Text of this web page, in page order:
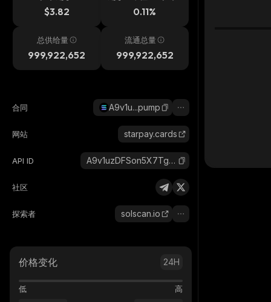
$3.82 0.11%
总供给量
999,922,652
流通总量
999,922,652
合同 A9v1u...pump
网站 starpay.cards
API ID A9v1uzDFSon5X7TgGYqd2HFpcioJntkFfpozzLCdpump_solana
社区
探索者 solscan.io
价格变化 24H
低 高